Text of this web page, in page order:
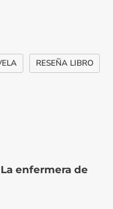
RESEÑA LIBRO
enfermera de